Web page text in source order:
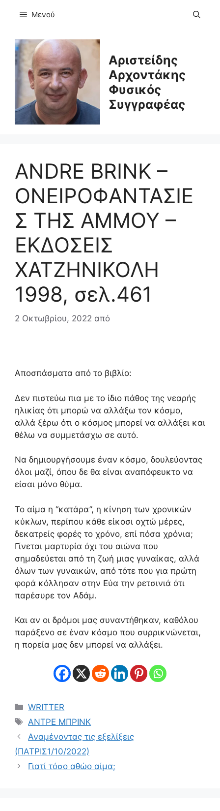
Μενού
Αριστείδης
Αρχοντάκης
Φυσικός
Συγγραφέας
ΑNDRE BRINK –
ΟΝΕΙΡΟΦΑΝΤΑΣΙΕ
Σ ΤΗΣ ΑΜΜΟΥ –
ΕΚΔΟΣΕΙΣ
ΧΑΤΖΗΝΙΚΟΛΗ
1998, σελ.461
2 Οκτωβρίου, 2022 από
Αποσπάσματα από το βιβλίο:
Δεν πιστεύω πια με το ίδιο πάθος της νεαρής
ηλικίας ότι μπορώ να αλλάξω τον κόσμο,
αλλά ξέρω ότι ο κόσμος μπορεί να αλλάξει και
θέλω να συμμετάσχω σε αυτό.
Να δημιουργήσουμε έναν κόσμο, δουλεύοντας
όλοι μαζί, όπου δε θα είναι αναπόφευκτο να
είσαι μόνο θύμα.
Το αίμα η “κατάρα”, η κίνηση των χρονικών
κύκλων, περίπου κάθε είκοσι οχτώ μέρες,
δεκατρείς φορές το χρόνο, επί πόσα χρόνια;
Γίνεται μαρτυρία όχι του αιώνα που
σημαδεύεται από τη ζωή μιας γυναίκας, αλλά
όλων των γυναικών, από τότε που για πρώτη
φορά κόλλησαν στην Εύα την ρετσινιά ότι
παρέσυρε τον Αδάμ.
Και αν οι δρόμοι μας συναντήθηκαν, καθόλου
παράξενο σε έναν κόσμο που συρρικνώνεται,
η πορεία μας δεν μπορεί να αλλάξει.
Κατηγορίες
WRITTER
Ετικέτες
ΑΝΤΡΕ ΜΠΡΙΝΚ
Αναμένοντας τις εξελίξεις
(ΠΑΤΡΙΣ1/10/2022)
Γιατί τόσο αθώο αίμα;